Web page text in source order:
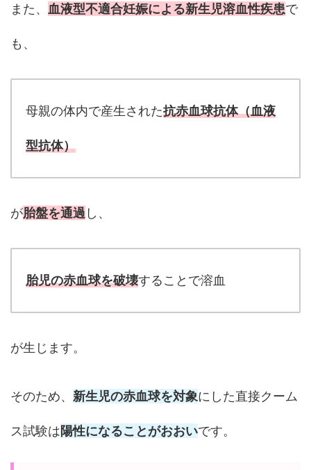
また、 血液型不適合妊娠による新生児溶血性疾患で
も、
母親の体内で産生された抗赤血球抗体（血液
型抗体）
が胎盤を通過 し、
胎児の赤血球を破壊することで溶血
が生じます。
そのため、 新生児の赤血球を対象にした直接クーム
ス試験は陽性になることがおおいです。